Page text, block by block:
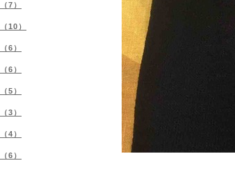
7）
10）
6）
6）
5）
3）
4）
6）